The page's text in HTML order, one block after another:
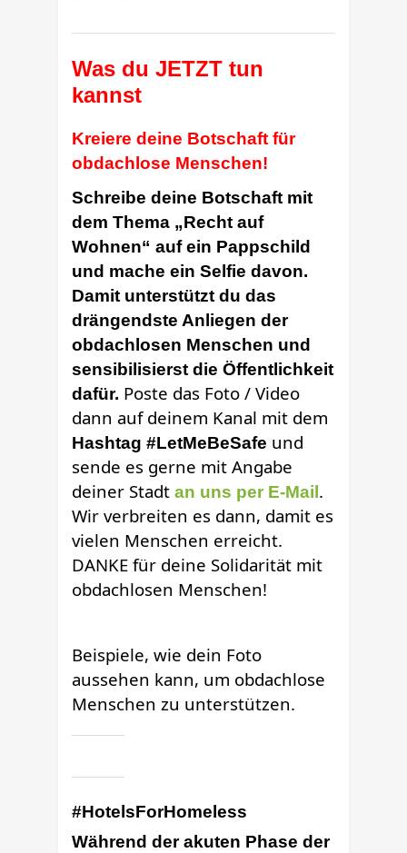
Was du JETZT tun
kannst
Kreiere deine Botschaft für
obdachlose Menschen!
Schreibe deine Botschaft mit
dem Thema „Recht auf
Wohnen“ auf ein Pappschild
und mache ein Selfie davon.
Damit unterstützt du das
drängendste Anliegen der
obdachlosen Menschen und
sensibilisierst die Öffentlichkeit
dafür. Poste das Foto / Video
dann auf deinem Kanal mit dem
Hashtag #LetMeBeSafe und
sende es gerne mit Angabe
deiner Stadt an uns per E-Mail .
Wir verbreiten es dann, damit es
vielen Menschen erreicht.
DANKE für deine Solidarität mit
obdachlosen Menschen!
Beispiele, wie dein Foto
aussehen kann, um obdachlose
Menschen zu unterstützen.
#HotelsForHomeless
Während der akuten Phase der